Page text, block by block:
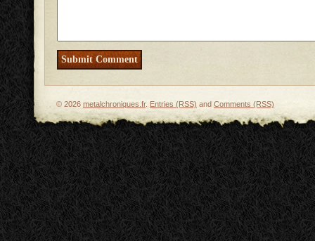
© 2026 metalchroniques.fr. Entries (RSS) and Comments (RSS)